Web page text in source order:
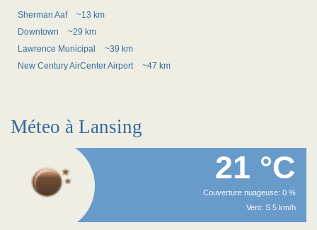
Sherman Aaf
~13 km
Downtown
~29 km
Lawrence Municipal
~39 km
New Century AirCenter Airport
~47 km
Méteo à Lansing
21 °C
Couverture nuageuse: 0 %
Vent: S 5 km/h